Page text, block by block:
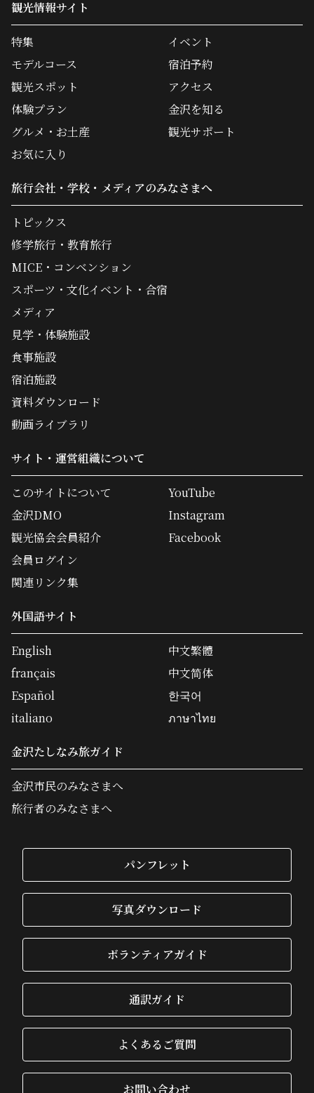
観光情報サイト
特集
モデルコース
観光スポット
体験プラン
グルメ・お土産
イベント
宿泊予約
アクセス
金沢を知る
観光サポート
お気に入り
旅行会社・学校・メディアのみなさまへ
トピックス
修学旅行・教育旅行
MICE・コンベンション
スポーツ・文化イベント・合宿
メディア
見学・体験施設
食事施設
宿泊施設
資料ダウンロード
動画ライブラリ
サイト・運営組織について
このサイトについて
金沢DMO
観光協会会員紹介
会員ログイン
関連リンク集
YouTube
Instagram
Facebook
外国語サイト
English
français
Español
italiano
中文繁體
中文简体
한국어
ภาษาไทย
金沢たしなみ旅ガイド
金沢市民のみなさまへ
旅行者のみなさまへ
パンフレット
写真ダウンロード
ボランティアガイド
通訳ガイド
よくあるご質問
お問い合わせ